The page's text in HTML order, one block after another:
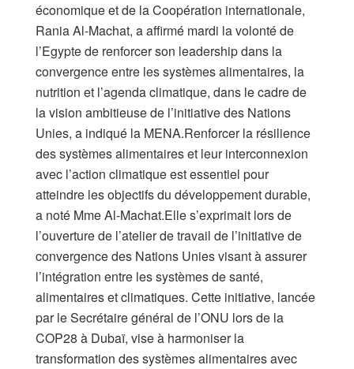
économique et de la Coopération internationale,
Rania Al-Machat, a affirmé mardi la volonté de
l’Egypte de renforcer son leadership dans la
convergence entre les systèmes alimentaires, la
nutrition et l’agenda climatique, dans le cadre de
la vision ambitieuse de l’initiative des Nations
Unies, a indiqué la MENA.Renforcer la résilience
des systèmes alimentaires et leur interconnexion
avec l’action climatique est essentiel pour
atteindre les objectifs du développement durable,
a noté Mme Al-Machat.Elle s’exprimait lors de
l’ouverture de l’atelier de travail de l’initiative de
convergence des Nations Unies visant à assurer
l’intégration entre les systèmes de santé,
alimentaires et climatiques. Cette initiative, lancée
par le Secrétaire général de l’ONU lors de la
COP28 à Dubaï, vise à harmoniser la
transformation des systèmes alimentaires avec